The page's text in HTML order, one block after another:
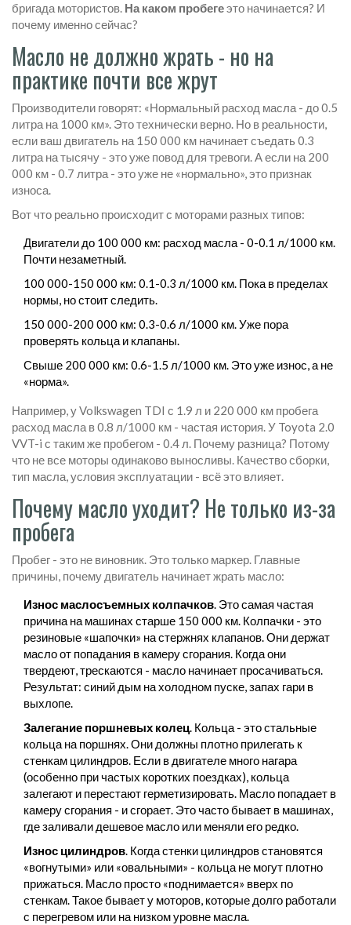
бригада мотористов. На каком пробегеэто начинается? И
почему именно сейчас?
Масло не должно жрать - но на
практике почти все жрут
Производители говорят: «Нормальный расход масла - до 0.5
литра на 1000 км». Это технически верно. Но в реальности,
если ваш двигатель на 150 000 км начинает съедать 0.3
литра на тысячу - это уже повод для тревоги. А если на 200
000 км - 0.7 литра - это уже не «нормально», это признак
износа.
Вот что реально происходит с моторами разных типов:
Двигатели до 100 000 км: расход масла - 0-0.1 л/1000 км.
Почти незаметный.
100 000-150 000 км: 0.1-0.3 л/1000 км. Пока в пределах
нормы, но стоит следить.
150 000-200 000 км: 0.3-0.6 л/1000 км. Уже пора
проверять кольца и клапаны.
Свыше 200 000 км: 0.6-1.5 л/1000 км. Это уже износ, а не
«норма».
Например, у Volkswagen TDI с 1.9 л и 220 000 км пробега
расход масла в 0.8 л/1000 км - частая история. У Toyota 2.0
VVT-i с таким же пробегом - 0.4 л. Почему разница? Потому
что не все моторы одинаково выносливы. Качество сборки,
тип масла, условия эксплуатации - всё это влияет.
Почему масло уходит? Не только из-за
пробега
Пробег - это не виновник. Это только маркер. Главные
причины, почему двигатель начинает жрать масло:
Износ маслосъемных колпачков. Это самая частая
причина на машинах старше 150 000 км. Колпачки - это
резиновые «шапочки» на стержнях клапанов. Они держат
масло от попадания в камеру сгорания. Когда они
твердеют, трескаются - масло начинает просачиваться.
Результат: синий дым на холодном пуске, запах гари в
выхлопе.
Залегание поршневых колец. Кольца - это стальные
кольца на поршнях. Они должны плотно прилегать к
стенкам цилиндров. Если в двигателе много нагара
(особенно при частых коротких поездках), кольца
залегают и перестают герметизировать. Масло попадает в
камеру сгорания - и сгорает. Это часто бывает в машинах,
где заливали дешевое масло или меняли его редко.
Износ цилиндров. Когда стенки цилиндров становятся
«вогнутыми» или «овальными» - кольца не могут плотно
прижаться. Масло просто «поднимается» вверх по
стенкам. Такое бывает у моторов, которые долго работали
с перегревом или на низком уровне масла.